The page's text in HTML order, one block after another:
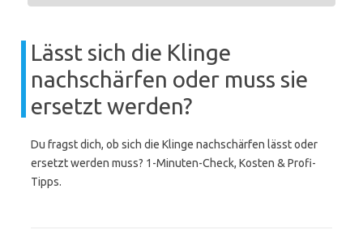
Lässt sich die Klinge
nachschärfen oder muss sie
ersetzt werden?
Du fragst dich, ob sich die Klinge nachschärfen lässt oder
ersetzt werden muss? 1-Minuten-Check, Kosten & Profi-
Tipps.